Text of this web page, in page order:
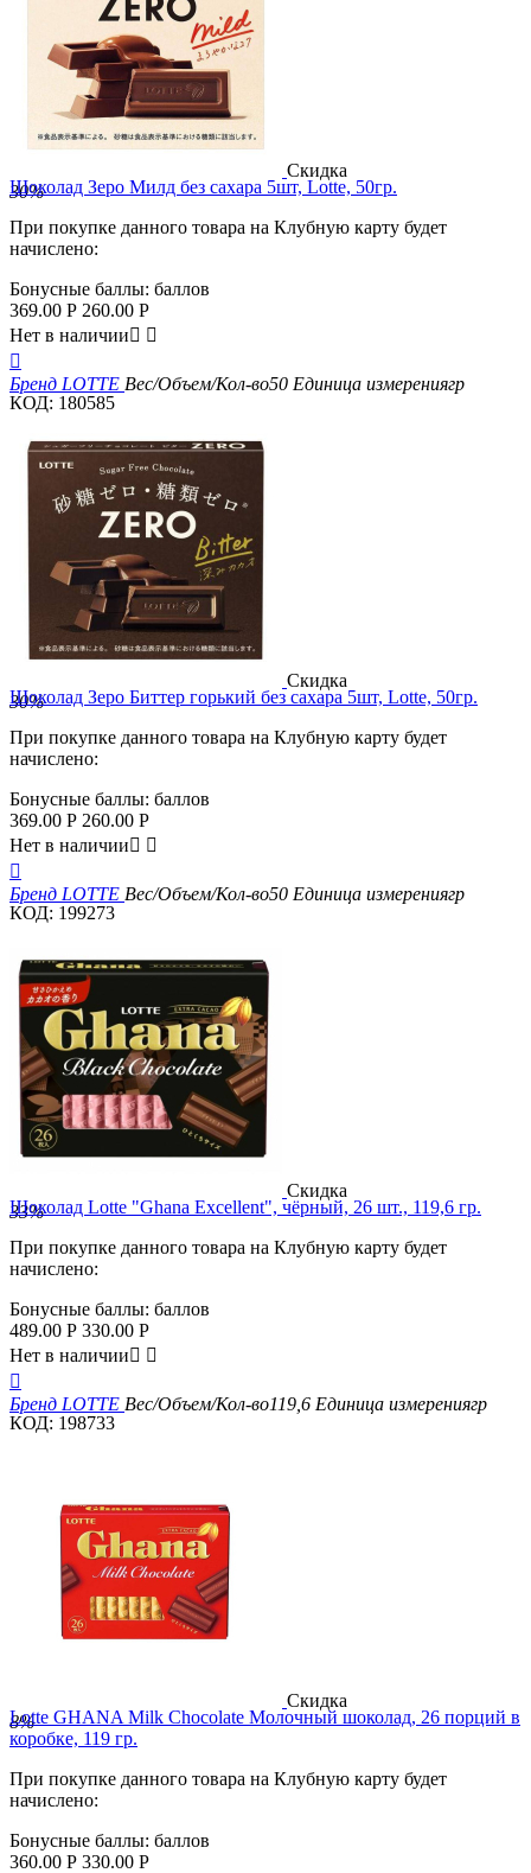
Скидка
30%
Шоколад Зеро Милд без сахара 5шт, Lotte, 50гр.
При покупке данного товара на Клубную карту будет
начислено:
Бонусные баллы: баллов
369.00 Р 260.00 Р
Нет в наличии 

Бренд LOTTE Вес/Объем/Кол-во50 Единица измерениягр
КОД: 180585
Скидка
30%
Шоколад Зеро Биттер горький без сахара 5шт, Lotte, 50гр.
При покупке данного товара на Клубную карту будет
начислено:
Бонусные баллы: баллов
369.00 Р 260.00 Р
Нет в наличии 

Бренд LOTTE Вес/Объем/Кол-во50 Единица измерениягр
КОД: 199273
Скидка
33%
Шоколад Lotte "Ghana Excellent", чёрный, 26 шт., 119,6 гр.
При покупке данного товара на Клубную карту будет
начислено:
Бонусные баллы: баллов
489.00 Р 330.00 Р
Нет в наличии 

Бренд LOTTE Вес/Объем/Кол-во119,6 Единица измерениягр
КОД: 198733
Скидка
8%
Lotte GHANA Milk Chocolate Молочный шоколад, 26 порций в
коробке, 119 гр.
При покупке данного товара на Клубную карту будет
начислено:
Бонусные баллы: баллов
360.00 Р 330.00 Р